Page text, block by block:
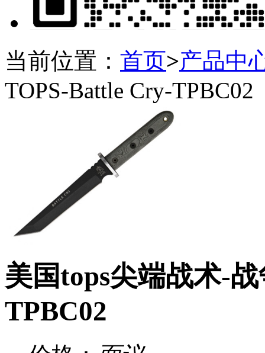
当前位置： 首页>产品中
TOPS-Battle Cry-TPBC02
美国tops尖端战术-
TPBC02